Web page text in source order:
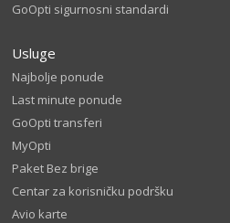
GoOpti sigurnosni standardi
Usluge
Najbolje ponude
Last minute ponude
GoOpti transferi
MyOpti
Paket Bez brige
Centar za korisničku podršku
Avio karte